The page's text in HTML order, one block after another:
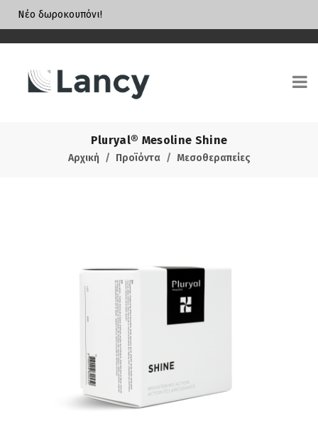
Νέο δωροκουπόνι!
Pluryal® Mesoline Shine
Αρχική Προϊόντα Μεσοθεραπείες